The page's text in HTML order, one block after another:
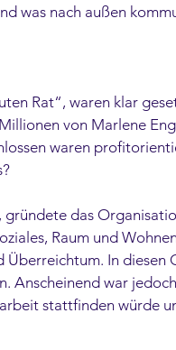
was nach außen
Rat“, waren klar
von Marlene
waren
das
Raum und
In diesen
Anscheinend war
stattfinden würde